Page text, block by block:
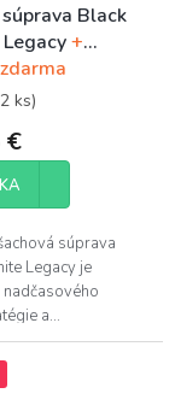
Black
+
ks)
€
súprava
Legacy je
a...